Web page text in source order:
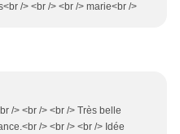
/> <br /> <br /> marie<br />
/> <br /> <br /> Très belle
/> <br /> <br /> Idée